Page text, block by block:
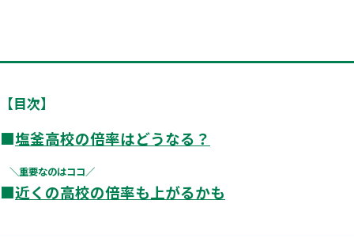
【目次】
■塩釜高校の倍率はどうなる？
＼重要なのはココ／
■近くの高校の倍率も上がるかも